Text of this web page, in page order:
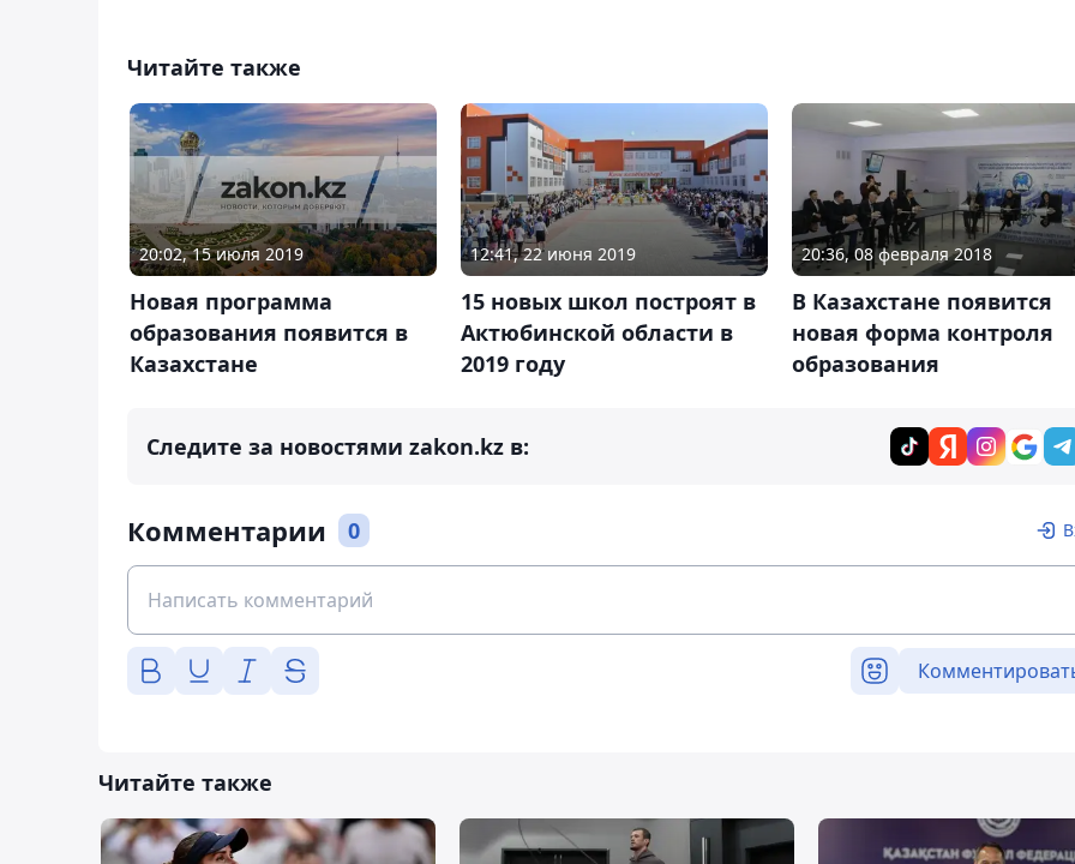
Читайте также
20:02, 15 июля 2019
Новая программа
образования появится в
Казахстане
12:41, 22 июня 2019
15 новых школ построят в
Актюбинской области в
2019 году
20:36, 08 февраля 2018
В Казахстане появится
новая форма контроля
образования
Следите за новостями zakon.kz в:
Комментарии 0
Читайте также